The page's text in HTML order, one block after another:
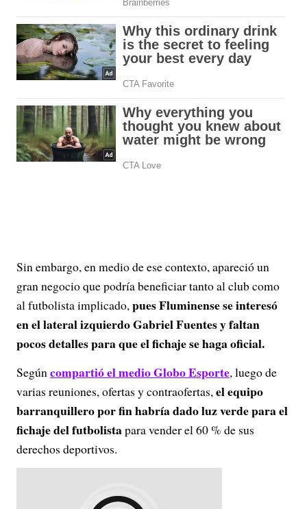
Sin embargo, en medio de ese contexto, apareció un
gran negocio que podría beneficiar tanto al club como
al futbolista implicado,pues Fluminense se interesó
en el lateral izquierdo Gabriel Fuentes y faltan
pocos detalles para que el fichaje se haga oficial.
Segúncompartió el medio Globo Esporte, luego de
varias reuniones, ofertas y contraofertas,el equipo
barranquillero por fin habría dado luz verde para el
fichaje del futbolistapara vender el 60 % de sus
derechos deportivos.